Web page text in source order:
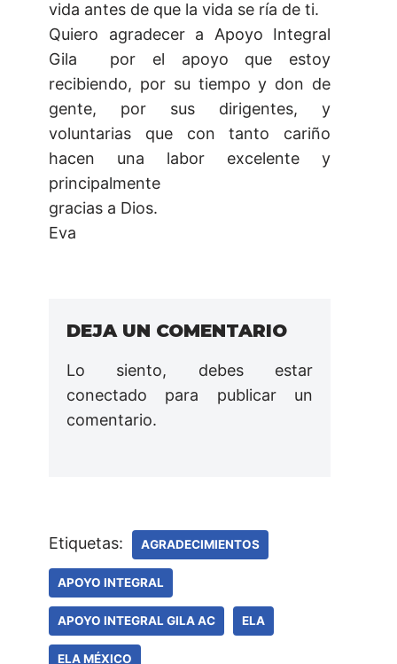
vida antes de que la vida se ría de ti.
Quiero agradecer a Apoyo Integral
Gila por el apoyo que estoy
recibiendo, por su tiempo y don de
gente, por sus dirigentes, y
voluntarias que con tanto cariño
hacen una labor excelente y
principalmente
gracias a Dios.
Eva
DEJA UN COMENTARIO
Lo siento, debes estar
conectado para publicar un
comentario.
Etiquetas: AGRADECIMIENTOS
APOYO INTEGRAL
APOYO INTEGRAL GILA AC ELA
ELA MÉXICO